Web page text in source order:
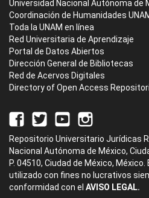
Universidad Nacional Autónoma de
Coordinación de Humanidades
Toda la UNAM en línea
Red Universitaria de Aprendizaje
Portal de Datos Abiertos
Dirección General de Bibliotecas
Red de Acervos Digitales
Directory of Open Access
Repositorio Universitario Jurídicas
Nacional Autónoma de México,
P. 04510, Ciudad de México,
utilizado con fines no lucrativos
conformidad con el AVISO LEGAL.